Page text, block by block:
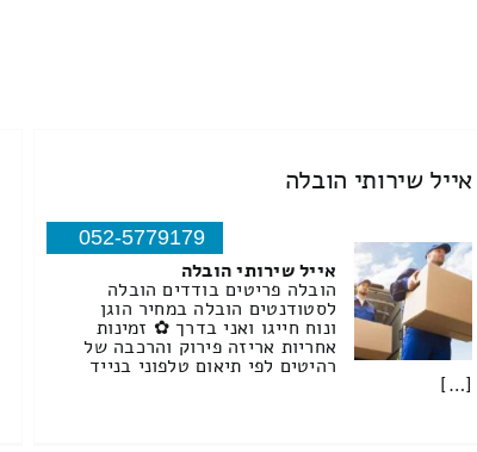
אייל שירותי הובלה
052-5779179
אייל שירותי הובלה
הובלה פריטים בודדים הובלה
לסטודנטים הובלה במחיר הוגן
ונוח חייגו ואני בדרך ✿ זמינות
אחריות אריזה פירוק והרכבה של
רהיטים לפי תיאום טלפוני בנייד
[…]